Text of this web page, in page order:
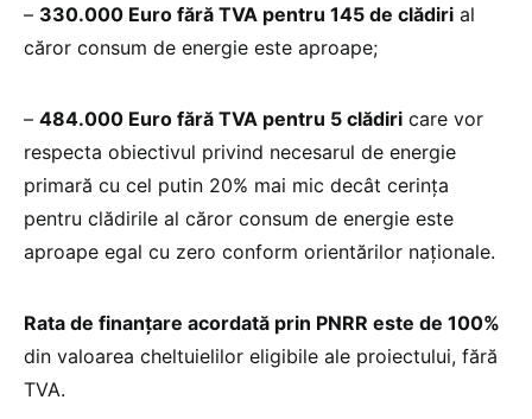
– 330.000 Euro fără TVA pentru 145 de clădiri al
căror consum de energie este aproape;
– 484.000 Euro fără TVA pentru 5 clădiri care vor
respecta obiectivul privind necesarul de energie
primară cu cel putin 20% mai mic decât cerința
pentru clădirile al căror consum de energie este
aproape egal cu zero conform orientărilor naționale.
Rata de finanțare acordată prin PNRR este de 100%
din valoarea cheltuielilor eligibile ale proiectului, fără
TVA.